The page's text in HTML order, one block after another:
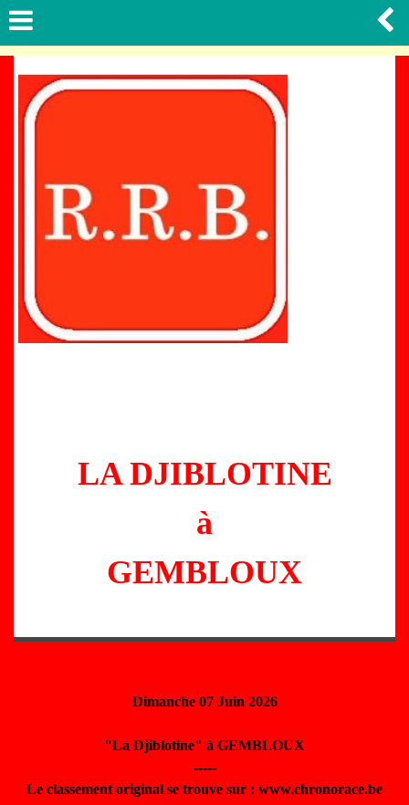
LA DJIBLOTINE
à
GEMBLOUX
Dimanche 07 Juin 2026
"La Djiblotine" à GEMBLOUX
-----
Le classement original se trouve sur : www.chronorace.be